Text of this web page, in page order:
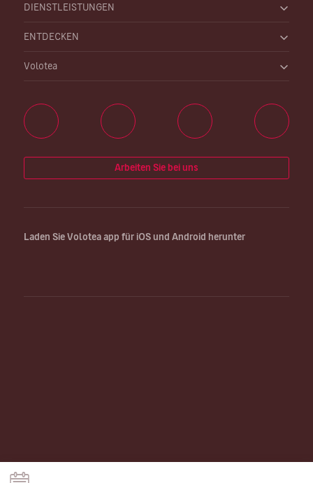
DIENSTLEISTUNGEN
ENTDECKEN
Volotea
Arbeiten Sie bei uns
Laden Sie Volotea app für iOS und Android herunter